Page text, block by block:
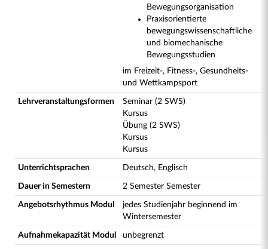
Bewegungsorganisation
Praxisorientierte
bewegungswissenschaftliche
und biomechanische
Bewegungsstudien
im Freizeit-, Fitness-, Gesundheits-
und Wettkampsport
Lehrveranstaltungsformen
Seminar (2 SWS)
Kursus
Übung (2 SWS)
Kursus
Kursus
Unterrichtsprachen Deutsch, Englisch
Dauer in Semestern 2 Semester Semester
Angebotsrhythmus Modul
jedes Studienjahr beginnend im
Wintersemester
Aufnahmekapazität Modul unbegrenzt